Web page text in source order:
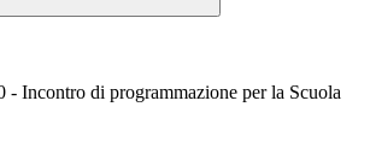
- Incontro di programmazione per la Scuola